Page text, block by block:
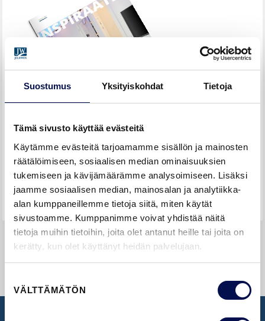
Suostumus Yksityiskohdat Tietoja
Tämä sivusto käyttää evästeitä
Käytämme evästeitä tarjoamamme sisällön ja mainosten
räätälöimiseen, sosiaalisen median ominaisuuksien
tukemiseen ja kävijämäärämme analysoimiseen. Lisäksi
jaamme sosiaalisen median, mainosalan ja analytiikka-
alan kumppaneillemme tietoja siitä, miten käytät
sivustoamme. Kumppanimme voivat yhdistää näitä
tietoja muihin tietoihin, joita olet antanut heille tai joita on
kerätty, kun olet käyttänyt heidän palvelujaan.
valinta
VÄLTTÄMÄTÖN
Joko tutustuit sisäovien osto-oppaaseemme?
tutustua siihen tästä